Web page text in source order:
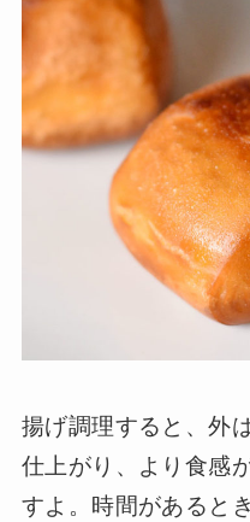
揚げ調理すると、外
仕上がり、より食感
すよ。時間があると